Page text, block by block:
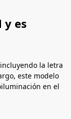
y es
la letra
este modelo
en el